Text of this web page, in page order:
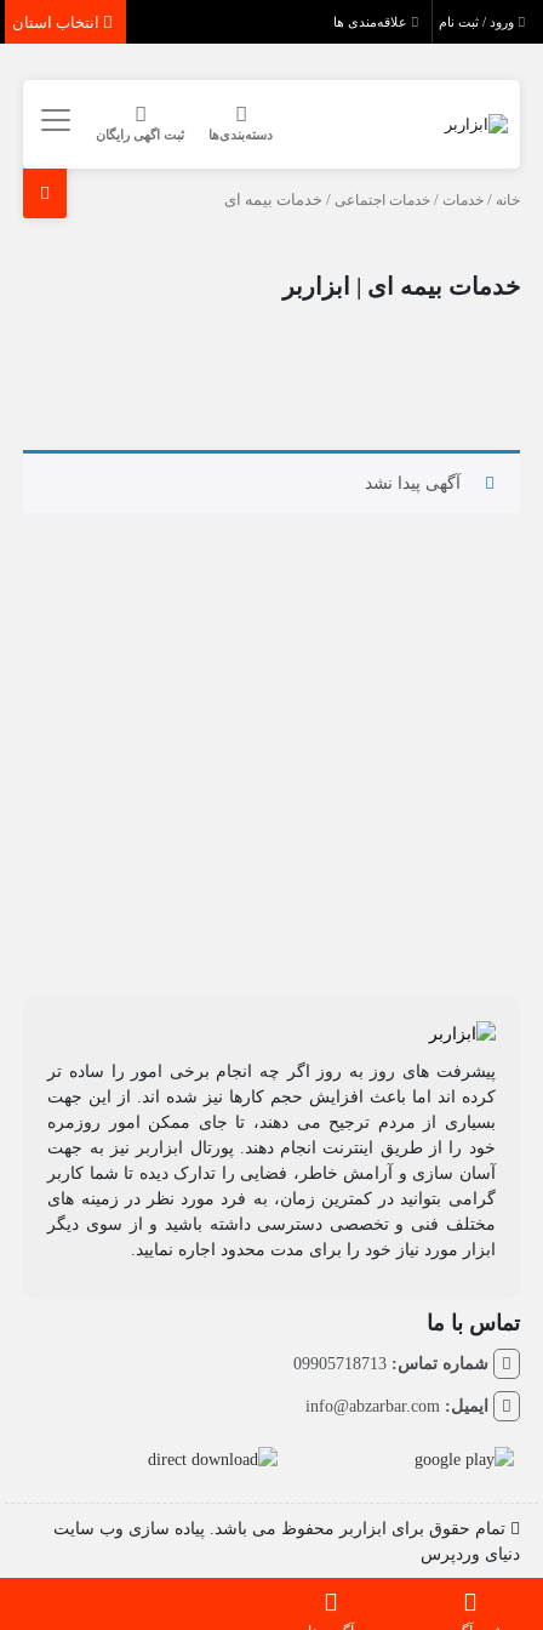
ورود / ثبت نام علاقه‌مندی ها
دسته‌بندی‌ها ثبت اگهی رایگان
خانه /خدمات /خدمات اجتماعی / خدمات بیمه ای
خدمات بیمه ای | ابزاربر
آگهی پیدا نشد
پیشرفت های روز به روز اگر چه انجام برخی امور را ساده تر
کرده اند اما باعث افزایش حجم کارها نیز شده اند. از این جهت
بسیاری از مردم ترجیح می دهند، تا جای ممکن امور روزمره
خود را از طریق اینترنت انجام دهند. پورتال ابزاربر نیز به جهت
آسان سازی و آرامش خاطر، فضایی را تدارک دیده تا شما کاربر
گرامی بتوانید در کمترین زمان، به فرد مورد نظر در زمینه های
مختلف فنی و تخصصی دسترسی داشته باشید و از سوی دیگر
ابزار مورد نیاز خود را برای مدت محدود اجاره نمایید.
تماس با ما
شماره تماس:09905718713
ایمیل:info@abzarbar.com
تمام حقوق برای ابزاربر محفوظ می باشد. پیاده سازی وب سایت
دنیای وردپرس